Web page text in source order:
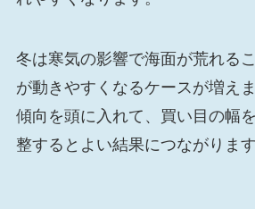
冬は寒気の影響で海面が荒れる
が動きやすくなるケースが増え
傾向を頭に入れて、買い目の幅
整するとよい結果につながります